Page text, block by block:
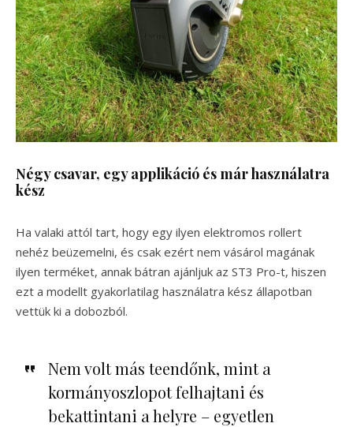
Négy csavar, egy applikáció és már használatra
kész
Ha valaki attól tart, hogy egy ilyen elektromos rollert
nehéz beüzemelni, és csak ezért nem vásárol magának
ilyen terméket, annak bátran ajánljuk az ST3 Pro-t, hiszen
ezt a modellt gyakorlatilag használatra kész állapotban
vettük ki a dobozból.
Nem volt más teendőnk, mint a
kormányoszlopot felhajtani és
bekattintani a helyre – egyetlen